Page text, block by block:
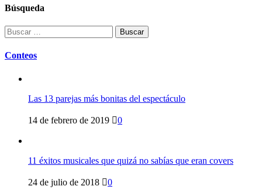
Búsqueda
Buscar:
Conteos
Las 13 parejas más bonitas del espectáculo
14 de febrero de 2019 0
11 éxitos musicales que quizá no sabías que eran covers
24 de julio de 2018 0